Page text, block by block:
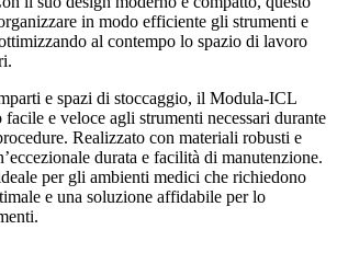
in modo efficiente gli strumenti e
al contempo lo spazio di lavoro
e spazi di stoccaggio, il Modula-ICL
facile e veloce agli strumenti necessari durante
Realizzato con materiali robusti e
durata e facilità di manutenzione.
per gli ambienti medici che richiedono
e una soluzione affidabile per lo